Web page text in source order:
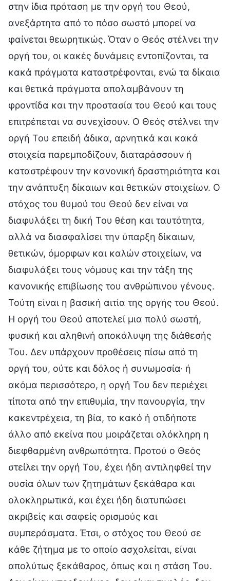
στην ίδια πρόταση με την οργή του Θεού,
ανεξάρτητα από το πόσο σωστό μπορεί να
φαίνεται θεωρητικώς. Όταν ο Θεός στέλνει την
οργή του, οι κακές δυνάμεις εντοπίζονται, τα
κακά πράγματα καταστρέφονται, ενώ τα δίκαια
και θετικά πράγματα απολαμβάνουν τη
φροντίδα και την προστασία του Θεού και τους
επιτρέπεται να συνεχίσουν. Ο Θεός στέλνει την
οργή Του επειδή άδικα, αρνητικά και κακά
στοιχεία παρεμποδίζουν, διαταράσσουν ή
καταστρέφουν την κανονική δραστηριότητα και
την ανάπτυξη δίκαιων και θετικών στοιχείων. Ο
στόχος του θυμού του Θεού δεν είναι να
διαφυλάξει τη δική Του θέση και ταυτότητα,
αλλά να διασφαλίσει την ύπαρξη δίκαιων,
θετικών, όμορφων και καλών στοιχείων, να
διαφυλάξει τους νόμους και την τάξη της
κανονικής επιβίωσης του ανθρώπινου γένους.
Τούτη είναι η βασική αιτία της οργής του Θεού.
Η οργή του Θεού αποτελεί μια πολύ σωστή,
φυσική και αληθινή αποκάλυψη της διάθεσής
Του. Δεν υπάρχουν προθέσεις πίσω από τη
οργή του, ούτε και δόλος ή συνωμοσία· ή
ακόμα περισσότερο, η οργή Του δεν περιέχει
τίποτα από την επιθυμία, την πανουργία, την
κακεντρέχεια, τη βία, το κακό ή οτιδήποτε
άλλο από εκείνα που μοιράζεται ολόκληρη η
διεφθαρμένη ανθρωπότητα. Προτού ο Θεός
στείλει την οργή Του, έχει ήδη αντιληφθεί την
ουσία όλων των ζητημάτων ξεκάθαρα και
ολοκληρωτικά, και έχει ήδη διατυπώσει
ακριβείς και σαφείς ορισμούς και
συμπεράσματα. Έτσι, ο στόχος του Θεού σε
κάθε ζήτημα με το οποίο ασχολείται, είναι
απολύτως ξεκάθαρος, όπως και η στάση Του.